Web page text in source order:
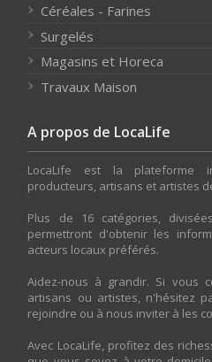
Céréales - Farines
Surgelés
Magasins et Horeca
Travaux Maison
A propos de LocaLife
LocaLife est la plateforme
producteurs, artisans et artistes
Plus de 16 catégories,
permettront d'obtenir les
acteurs locaux préférés.
Aidez-nous à grandir. Si vous
artisans ou artistes, n'hésitez
rejoindre ou à nous inviter à les
Avec LocaLife, profitez des